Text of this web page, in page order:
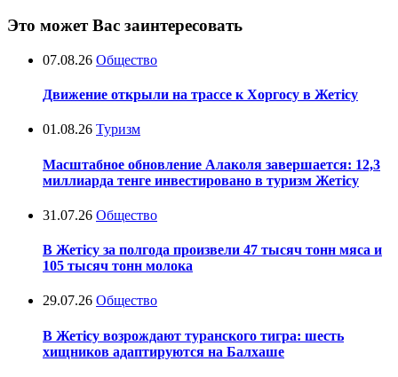
Это может Вас заинтересовать
07.08.26 Общество
Движение открыли на трассе к Хоргосу в Жетісу
01.08.26 Туризм
Масштабное обновление Алаколя завершается: 12,3
миллиарда тенге инвестировано в туризм Жетісу
31.07.26 Общество
В Жетісу за полгода произвели 47 тысяч тонн мяса и
105 тысяч тонн молока
29.07.26 Общество
В Жетісу возрождают туранского тигра: шесть
хищников адаптируются на Балхаше